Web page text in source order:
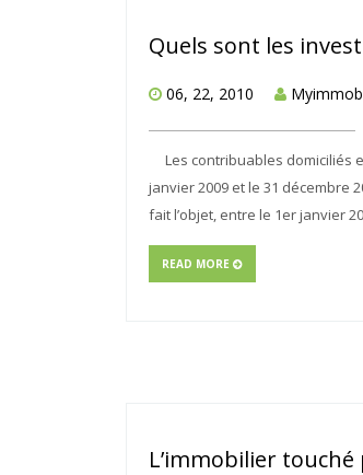
Quels sont les
06, 22, 2010
Les contribuables domiciliés
janvier 2009 et le 31 décembre
fait l’objet, entre le 1er janvier
READ MORE
L’immobilier